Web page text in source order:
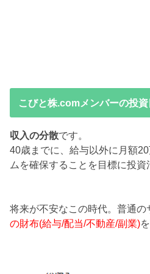
こびと株.comメンバーの投
収入の分散です。
40歳までに、給与以外に月額
ムを確保することを目標に投資
将来が不安なこの時代。普通
の財布(給与/配当/不動産/副業)